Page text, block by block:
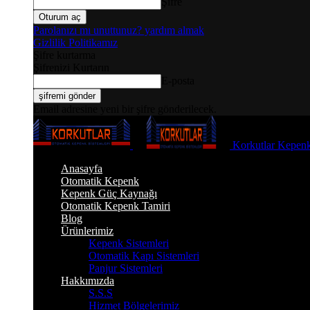
Parolanızı mı unuttunuz? yardım almak
Gizlilik Politikamız
Korkutlar
Anasayfa
Otomatik Kepenk
Kepenk Güç Kaynağı
Otomatik Kepenk Tamiri
Blog
Ürünlerimiz
Kepenk Sistemleri
Otomatik Kapı Sistemleri
Panjur Sistemleri
Hakkımızda
S.S.S
Hizmet Bölgelerimiz